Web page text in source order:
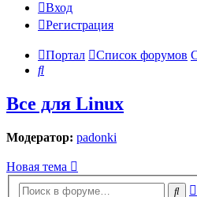
Вход
Регистрация
Портал Список форумов
Поиск
Все для Linux
Модератор: padonki
Новая тема